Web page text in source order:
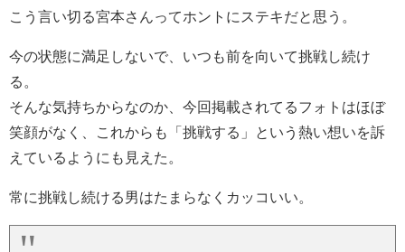
こう言い切る宮本さんってホントにステキだと思う。
今の状態に満足しないで、いつも前を向いて挑戦し続け
る。
そんな気持ちからなのか、今回掲載されてるフォトはほぼ
笑顔がなく、これからも「挑戦する」という熱い想いを訴
えているようにも見えた。
常に挑戦し続ける男はたまらなくカッコいい。